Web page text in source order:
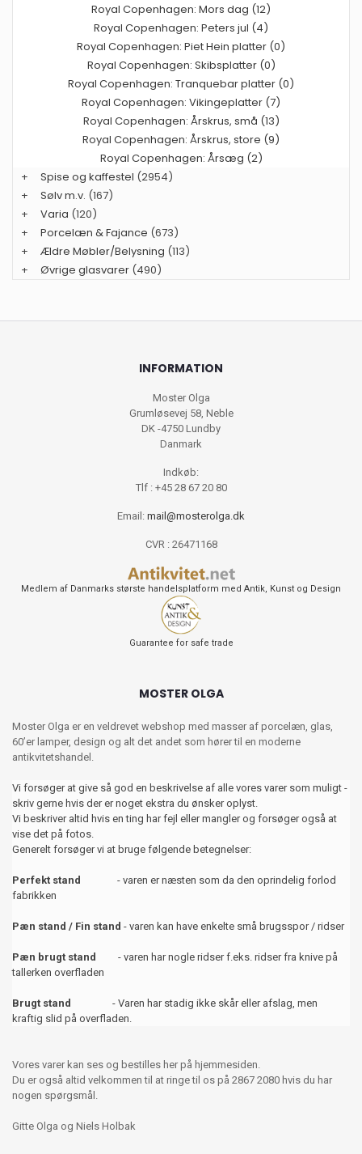
Royal Copenhagen: Mors dag (12)
Royal Copenhagen: Peters jul (4)
Royal Copenhagen: Piet Hein platter (0)
Royal Copenhagen: Skibsplatter (0)
Royal Copenhagen: Tranquebar platter (0)
Royal Copenhagen: Vikingeplatter (7)
Royal Copenhagen: Årskrus, små (13)
Royal Copenhagen: Årskrus, store (9)
Royal Copenhagen: Årsæg (2)
+
Spise og kaffestel (2954)
+
Sølv m.v. (167)
+
Varia (120)
+
Porcelæn & Fajance (673)
+
Ældre Møbler/Belysning (113)
+
Øvrige glasvarer (490)
INFORMATION
Moster Olga
Grumløsevej 58, Neble
DK -4750 Lundby
Danmark
Indkøb:
Tlf : +45 28 67 20 80
Email: mail@mosterolga.dk
CVR : 26471168
Medlem af Danmarks største handelsplatform med Antik, Kunst og Design
Guarantee for safe trade
MOSTER OLGA
Moster Olga er en veldrevet webshop med masser af porcelæn, glas,
60’er lamper, design og alt det andet som hører til en moderne
antikvitetshandel.
Vi forsøger at give så god en beskrivelse af alle vores varer som muligt -
skriv gerne hvis der er noget ekstra du ønsker oplyst.
Vi beskriver altid hvis en ting har fejl eller mangler og forsøger også at
vise det på fotos.
Generelt forsøger vi at bruge følgende betegnelser:
Perfekt stand - varen er næsten som da den oprindelig forlod
fabrikken
Pæn stand / Fin stand - varen kan have enkelte små brugsspor / ridser
Pæn brugt stand
- varen har nogle ridser f.eks. ridser fra knive på
tallerken overfladen
Brugt stand
- Varen har stadig ikke skår eller afslag, men
kraftig slid på overfladen.
Vores varer kan ses og bestilles her på hjemmesiden.
Du er også altid velkommen til at ringe til os på 2867 2080 hvis du har
nogen spørgsmål.
Gitte Olga og Niels Holbak